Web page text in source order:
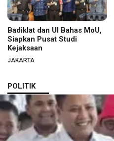
Badiklat dan UI Bahas MoU,
Siapkan Pusat Studi
Kejaksaan
JAKARTA
POLITIK